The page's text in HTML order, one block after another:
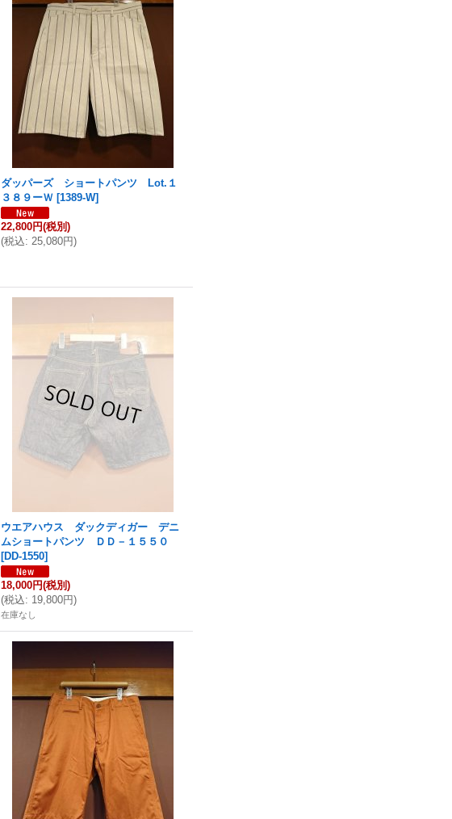
ダッパーズ ショートパンツ Lot.１
３８９ーＷ [1389-W]
22,800円(税別)
(税込: 25,080円)
ウエアハウス ダックディガー デニ
ムショートパンツ ＤＤ－１５５０
[DD-1550]
18,000円(税別)
(税込: 19,800円)
在庫なし